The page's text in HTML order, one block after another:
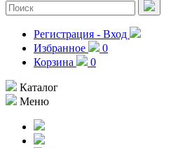
Регистрация - Вход
Избранное
0
Корзина
0
Каталог
Меню